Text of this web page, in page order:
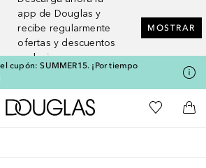
app de Douglas y
recibe regularmente
ofertas y descuentos
exclusivos
MOSTRAR
cupón: SUMMER15. ¡Por tiempo
A Douglas HomeMi lista de
A